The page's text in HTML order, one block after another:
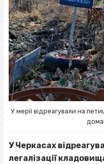
У мерії відреагували на
У Черкасах
легалізації